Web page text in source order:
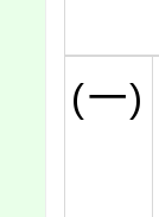
(一)